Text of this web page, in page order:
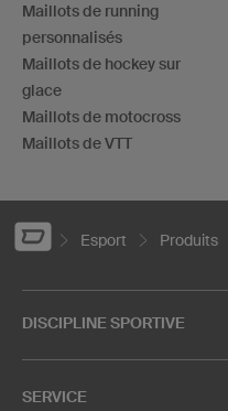
Maillots de running
personnalisés
Maillots de hockey sur
glace
Maillots de motocross
Maillots de VTT
Esport Produits
DISCIPLINE SPORTIVE
SERVICE